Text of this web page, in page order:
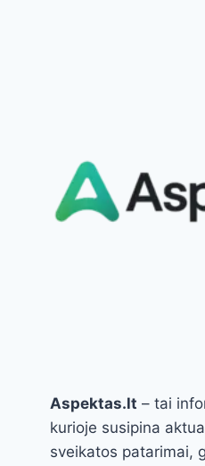
SUVALDYTI
Aspektas.lt – tai
kurioje susipina
sveikatos patarimai,